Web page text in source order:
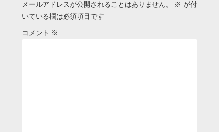
メールアドレスが公開されることはありません。 ※ が付
いている欄は必須項目です
コメント ※